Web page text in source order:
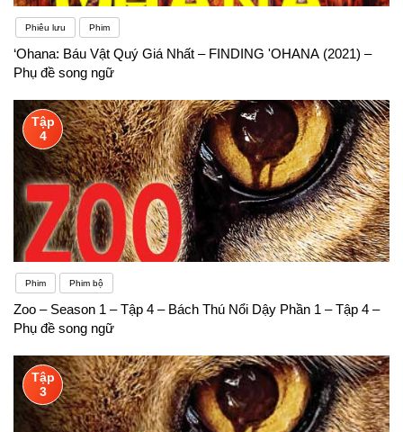
Phiêu lưu Phim
‘Ohana: Báu Vật Quý Giá Nhất – FINDING 'OHANA (2021) –
Phụ đề song ngữ
Tập
4
Phim Phim bộ
Zoo – Season 1 – Tập 4 – Bách Thú Nổi Dậy Phần 1 – Tập 4 –
Phụ đề song ngữ
Tập
3